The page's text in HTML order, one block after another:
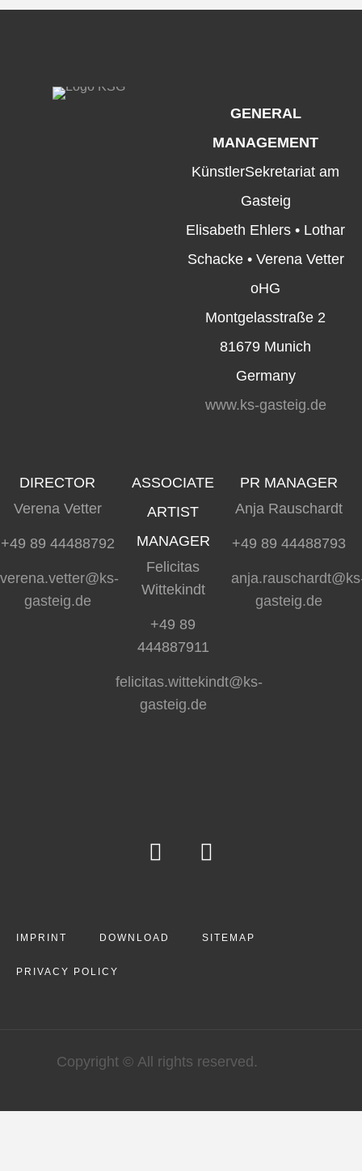
GENERAL
MANAGEMENT
KünstlerSekretariat am
Gasteig
Elisabeth Ehlers • Lothar
Schacke • Verena Vetter
oHG
Montgelasstraße 2
81679 Munich
Germany
www.ks-gasteig.de
DIRECTOR
Verena Vetter
+49 89 44488792
verena.vetter@ks-
gasteig.de
ASSOCIATE
ARTIST
MANAGER
Felicitas
Wittekindt
+49 89
444887911
felicitas.wittekindt@ks-
gasteig.de
PR MANAGER
Anja Rauschardt
+49 89 44488793
gasteig.de
IMPRINT DOWNLOAD SITEMAP
PRIVACY POLICY
Copyright © All rights reserved.